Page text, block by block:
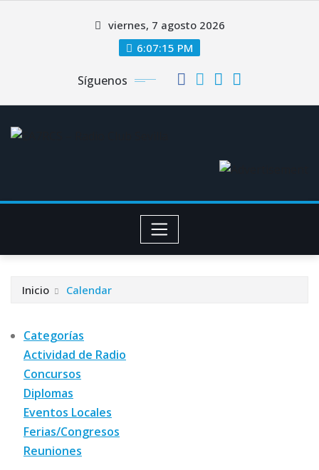
viernes, 7 agosto 2026
6:07:15 PM
Síguenos
Inicio Calendar
Categorías
Actividad de Radio
Concursos
Diplomas
Eventos Locales
Ferias/Congresos
Reuniones